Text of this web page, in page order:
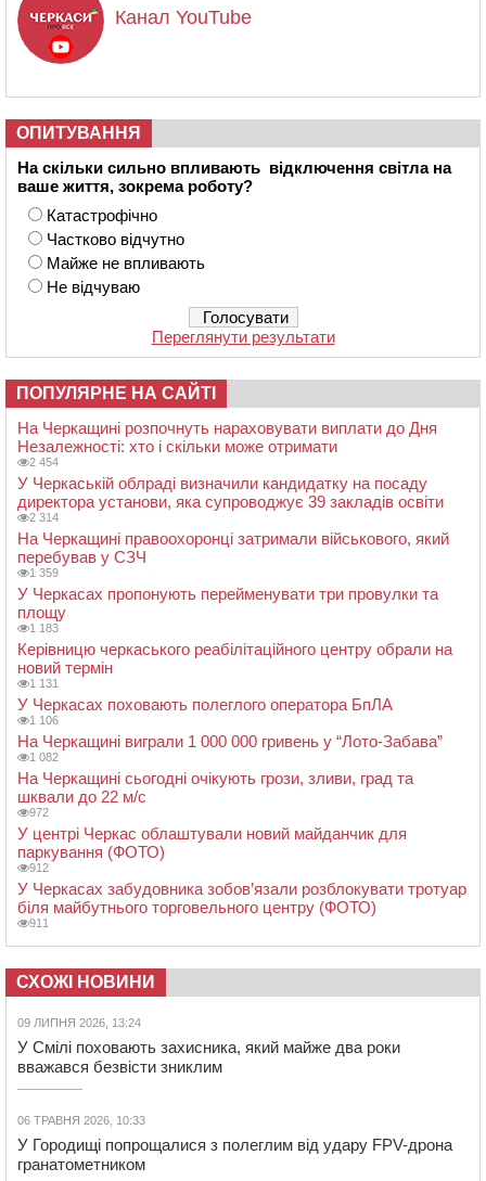
Канал YouTube
ОПИТУВАННЯ
На скільки сильно впливають відключення світла на
ваше життя, зокрема роботу?
Катастрофічно
Частково відчутно
Майже не впливають
Не відчуваю
Переглянути результати
ПОПУЛЯРНЕ НА САЙТІ
На Черкащині розпочнуть нараховувати виплати до Дня
Незалежності: хто і скільки може отримати
2 454
У Черкаській облраді визначили кандидатку на посаду
директора установи, яка супроводжує 39 закладів освіти
2 314
На Черкащині правоохоронці затримали військового, який
перебував у СЗЧ
1 359
У Черкасах пропонують перейменувати три провулки та
площу
1 183
Керівницю черкаського реабілітаційного центру обрали на
новий термін
1 131
У Черкасах поховають полеглого оператора БпЛА
1 106
На Черкащині виграли 1 000 000 гривень у “Лото-Забава”
1 082
На Черкащині сьогодні очікують грози, зливи, град та
шквали до 22 м/с
972
У центрі Черкас облаштували новий майданчик для
паркування (ФОТО)
912
У Черкасах забудовника зобов’язали розблокувати тротуар
біля майбутнього торговельного центру (ФОТО)
911
СХОЖІ НОВИНИ
09 ЛИПНЯ 2026, 13:24
У Смілі поховають захисника, який майже два роки
вважався безвісти зниклим
06 ТРАВНЯ 2026, 10:33
У Городищі попрощалися з полеглим від удару FPV-дрона
гранатометником